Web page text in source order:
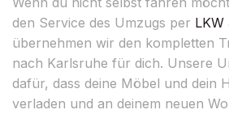
den Service des Umzugs per LKW
übernehmen wir den kompletten
nach Karlsruhe für dich. Unsere
dafür, dass deine Möbel und dein
verladen und an deinem neuen